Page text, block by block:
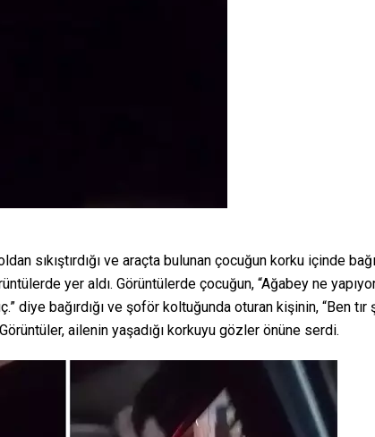
sıkıştırdığı ve araçta bulunan çocuğun korku içinde
yer aldı. Görüntülerde çocuğun, “Ağabey ne
diye bağırdığı ve şoför koltuğunda oturan kişinin, “Ben tır
ailenin yaşadığı korkuyu gözler önüne serdi.